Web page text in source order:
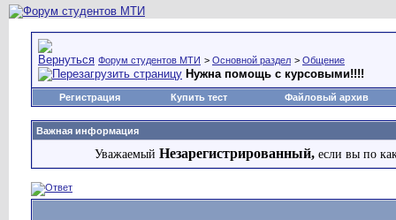
Форум студентов МТИ > Основной раздел > Общение
Нужна помощь с курсовыми!!!!
Регистрация Купить тест Файловый архив
Важная информация
Уважаемый Незарегистрированный, если вы по